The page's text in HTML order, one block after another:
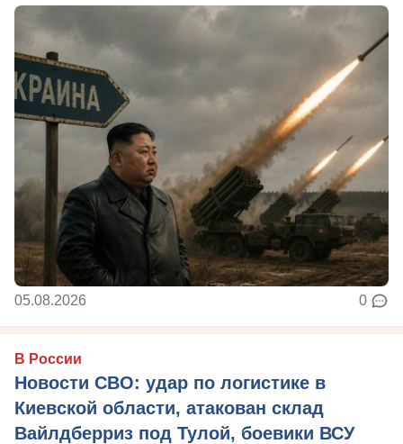
05.08.2026 0
В России
Новости СВО: удар по логистике в
Киевской области, атакован склад
Вайлдберриз под Тулой, боевики ВСУ